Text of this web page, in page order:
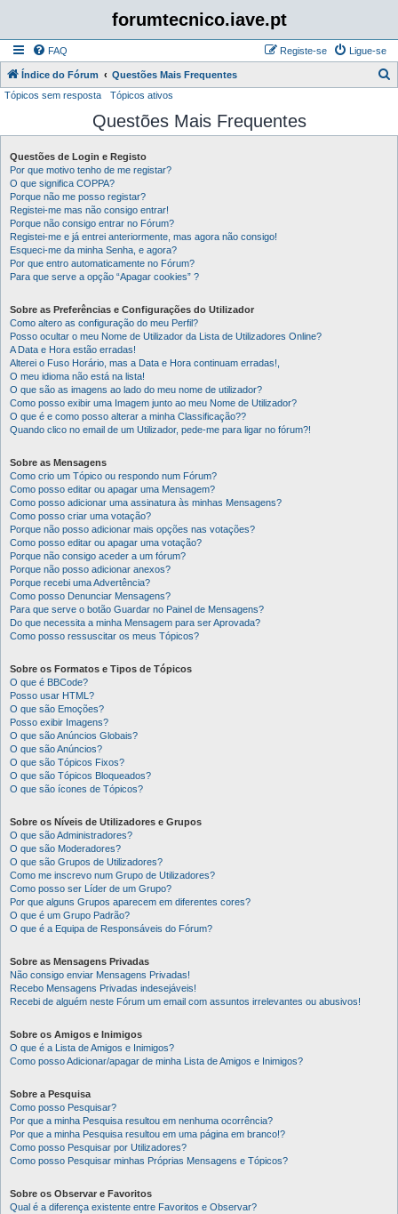
forumtecnico.iave.pt
FAQ Ligue-se
Registe-se
Índice do Fórum Questões Mais Frequentes
q
Tópicos sem resposta Tópicos ativos
Questões Mais Frequentes
Questões de Login e Registo
Por que motivo tenho de me registar?
O que significa COPPA?
Porque não me posso registar?
Registei-me mas não consigo entrar!
Porque não consigo entrar no Fórum?
Registei-me e já entrei anteriormente, mas agora não consigo!
Esqueci-me da minha Senha, e agora?
Por que entro automaticamente no Fórum?
Para que serve a opção “Apagar cookies” ?
Sobre as Preferências e Configurações do Utilizador
Como altero as configuração do meu Perfil?
Posso ocultar o meu Nome de Utilizador da Lista de Utilizadores Online?
A Data e Hora estão erradas!
Alterei o Fuso Horário, mas a Data e Hora continuam erradas!,
O meu idioma não está na lista!
O que são as imagens ao lado do meu nome de utilizador?
Como posso exibir uma Imagem junto ao meu Nome de Utilizador?
O que é e como posso alterar a minha Classificação??
Quando clico no email de um Utilizador, pede-me para ligar no fórum?!
Sobre as Mensagens
Como crio um Tópico ou respondo num Fórum?
Como posso editar ou apagar uma Mensagem?
Como posso adicionar uma assinatura às minhas Mensagens?
Como posso criar uma votação?
Porque não posso adicionar mais opções nas votações?
Como posso editar ou apagar uma votação?
Porque não consigo aceder a um fórum?
Porque não posso adicionar anexos?
Porque recebi uma Advertência?
Como posso Denunciar Mensagens?
Para que serve o botão Guardar no Painel de Mensagens?
Do que necessita a minha Mensagem para ser Aprovada?
Como posso ressuscitar os meus Tópicos?
Sobre os Formatos e Tipos de Tópicos
O que é BBCode?
Posso usar HTML?
O que são Emoções?
Posso exibir Imagens?
O que são Anúncios Globais?
O que são Anúncios?
O que são Tópicos Fixos?
O que são Tópicos Bloqueados?
O que são ícones de Tópicos?
Sobre os Níveis de Utilizadores e Grupos
O que são Administradores?
O que são Moderadores?
O que são Grupos de Utilizadores?
Como me inscrevo num Grupo de Utilizadores?
Como posso ser Líder de um Grupo?
Por que alguns Grupos aparecem em diferentes cores?
O que é um Grupo Padrão?
O que é a Equipa de Responsáveis do Fórum?
Sobre as Mensagens Privadas
Não consigo enviar Mensagens Privadas!
Recebo Mensagens Privadas indesejáveis!
Recebi de alguém neste Fórum um email com assuntos irrelevantes ou abusivos!
Sobre os Amigos e Inimigos
O que é a Lista de Amigos e Inimigos?
Como posso Adicionar/apagar de minha Lista de Amigos e Inimigos?
Sobre a Pesquisa
Como posso Pesquisar?
Por que a minha Pesquisa resultou em nenhuma ocorrência?
Por que a minha Pesquisa resultou em uma página em branco!?
Como posso Pesquisar por Utilizadores?
Como posso Pesquisar minhas Próprias Mensagens e Tópicos?
Sobre os Observar e Favoritos
Qual é a diferença existente entre Favoritos e Observar?